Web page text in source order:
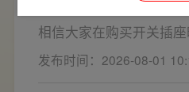
家精准避坑，挑选安全耐
联塑建材教您如何
质量
相信大家在购买开关插
一款寿命长，质量好的产
座而言，其里面的铜片
发布时间：2026-08-01